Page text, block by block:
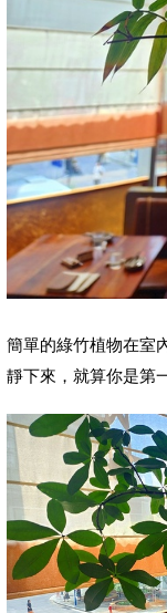
簡單的綠竹植物在室
靜下來， 就算你是第